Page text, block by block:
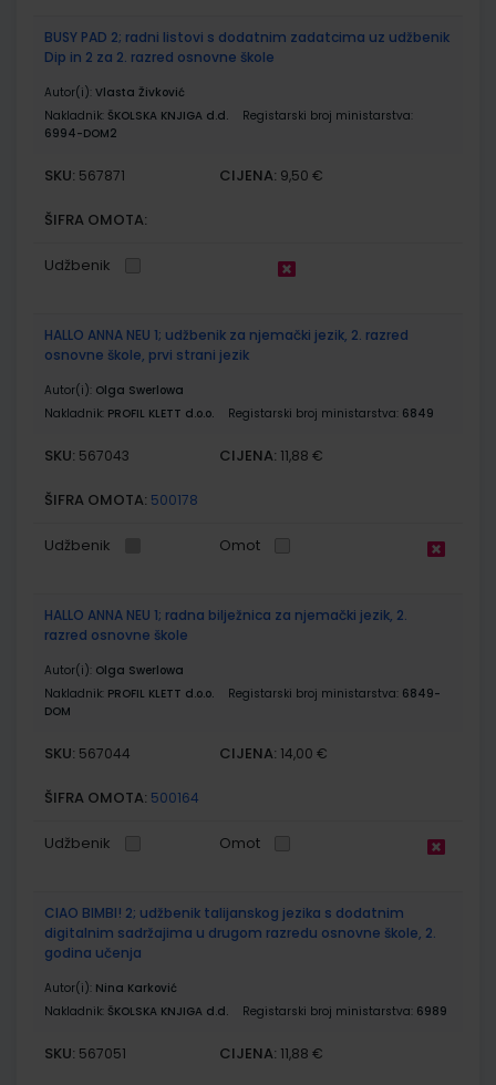
BUSY PAD 2; radni listovi s dodatnim zadatcima uz udžbenik
Dip in 2 za 2. razred osnovne škole
Autor(i): Vlasta Živković
Nakladnik: ŠKOLSKA KNJIGA d.d.
Registarski broj ministarstva:
6994-DOM2
SKU: 567871 CIJENA: 9,50 €
ŠIFRA OMOTA:
Udžbenik
HALLO ANNA NEU 1; udžbenik za njemački jezik, 2. razred
osnovne škole, prvi strani jezik
Autor(i): Olga Swerlowa
Nakladnik: PROFIL KLETT d.o.o. Registarski broj ministarstva: 6849
SKU: 567043 CIJENA: 11,88 €
ŠIFRA OMOTA: 500178
Udžbenik Omot
HALLO ANNA NEU 1; radna bilježnica za njemački jezik, 2.
razred osnovne škole
Autor(i): Olga Swerlowa
Nakladnik: PROFIL KLETT d.o.o. Registarski broj ministarstva: 6849-
DOM
SKU: 567044 CIJENA: 14,00 €
ŠIFRA OMOTA: 500164
Udžbenik Omot
CIAO BIMBI! 2; udžbenik talijanskog jezika s dodatnim
digitalnim sadržajima u drugom razredu osnovne škole, 2.
godina učenja
Autor(i): Nina Karković
Nakladnik: ŠKOLSKA KNJIGA d.d. Registarski broj ministarstva: 6989
SKU: 567051 CIJENA: 11,88 €